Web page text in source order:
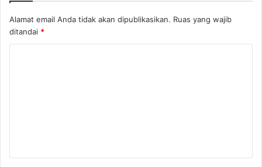
Alamat email Anda tidak akan dipublikasikan. Ruas yang wajib
ditandai *
a